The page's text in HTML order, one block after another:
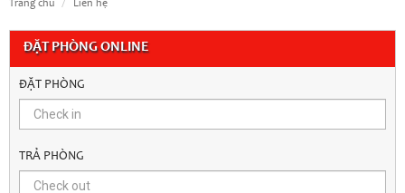
trang chủ liên hệ
ĐẶT PHÒNG ONLINE
ĐẶT PHÒNG
TRẢ PHÒNG